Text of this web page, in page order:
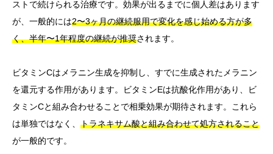
ストで続けられる治療です。効果が出るまでに個人差はあります
が、一般的には2〜3ヶ月の継続服用で変化を感じ始める方が多
く、半年〜1年程度の継続が推奨されます。
ビタミンCはメラニン生成を抑制し、すでに生成されたメラニン
を還元する作用があります。ビタミンEは抗酸化作用があり、ビ
タミンCと組み合わせることで相乗効果が期待されます。これら
は単独ではなく、 トラネキサム酸と組み合わせて処方されること
が一般的です。